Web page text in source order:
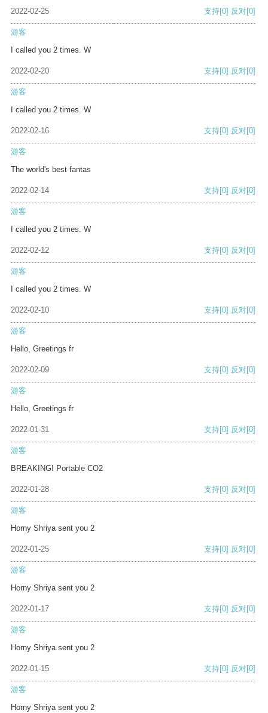
2022-02-25 支持[0] 反对[0]
游客
I called you 2 times. W
2022-02-20 支持[0] 反对[0]
游客
I called you 2 times. W
2022-02-16 支持[0] 反对[0]
游客
The world's best fantas
2022-02-14 支持[0] 反对[0]
游客
I called you 2 times. W
2022-02-12 支持[0] 反对[0]
游客
I called you 2 times. W
2022-02-10 支持[0] 反对[0]
游客
Hello, Greetings fr
2022-02-09 支持[0] 反对[0]
游客
Hello, Greetings fr
2022-01-31 支持[0] 反对[0]
游客
BREAKING! Portable CO2
2022-01-28 支持[0] 反对[0]
游客
Horny Shriya sent you 2
2022-01-25 支持[0] 反对[0]
游客
Horny Shriya sent you 2
2022-01-17 支持[0] 反对[0]
游客
Horny Shriya sent you 2
2022-01-15 支持[0] 反对[0]
游客
Horny Shriya sent you 2